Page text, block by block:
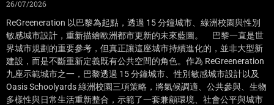
26/07/2026
ReGreeneration 以巴黎為起點，透過 15 分鐘城市、綠洲校園與性別
敏感城市設計，重新描繪歐洲都市更新的未來藍圖。 巴黎一直是世
界城市規劃的重要參考，但真正讓這座城市持續進化的，並非大型新
建設，而是不斷重新定義既有公共空間的角色。作為 ReGreeneration
九座示範城市之一，巴黎透過 15 分鐘城市、性別敏感城市設計以及
Oasis Schoolyards 綠洲校園三項策略，將氣候調適、公共參與、生物
多樣性與日常生活重新整合，示範了一套兼顧環境、社會公平與城市